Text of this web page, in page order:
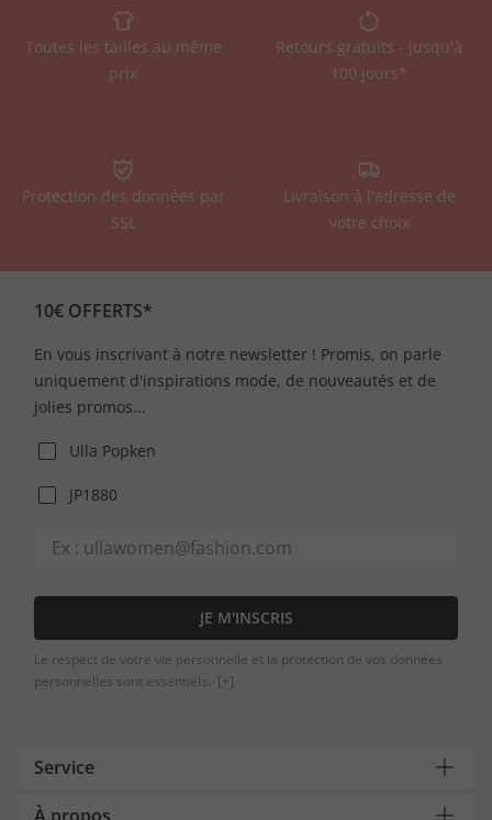
Toutes les tailles au même
prix
Retours gratuits - jusqu'à
100 jours*
Protection des données par
SSL
Livraison à l'adresse de
votre choix
10€ OFFERTS*
En vous inscrivant à notre newsletter ! Promis, on parle
uniquement d'inspirations mode, de nouveautés et de
jolies promos...
Ulla Popken
JP1880
JE M'INSCRIS
Le respect de votre vie personnelle et la protection de vos données
personnelles sont essentiels. [+]
Service